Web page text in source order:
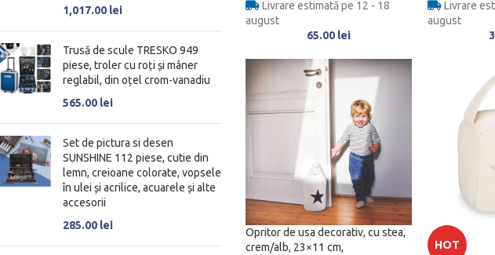
1,017.00 lei
Trusă de scule TRESKO 949
piese, troler cu roți și mâner
reglabil, din oțel crom-vanadiu
565.00 lei
Set de pictura si desen
SUNSHINE 112 piese, cutie din
lemn, creioane colorate, vopsele
în ulei și acrilice, acuarele și alte
accesorii
285.00 lei
Livrare estimată pe 12 - 18
august
65.00 lei
Livrare
august
Opritor de usa decorativ, cu stea,
crem/alb, 23×11 cm,
HOT